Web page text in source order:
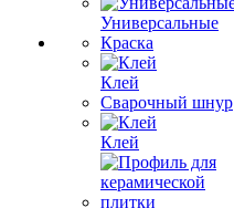
Универсальные
Краска
Клей
Сварочный шнур
Клей